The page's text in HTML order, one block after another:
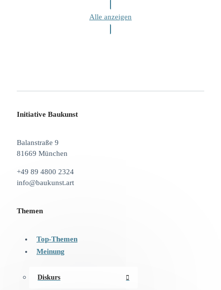
Alle anzeigen
Initiative Baukunst
Balanstraße 9
81669 München
+49 89 4800 2324
info@baukunst.art
Themen
Top-Themen
Meinung
Diskurs